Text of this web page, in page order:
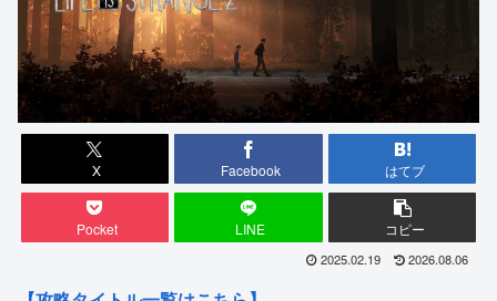
X Facebook はてブ
Pocket LINE コピー
2025.02.19 2026.08.06